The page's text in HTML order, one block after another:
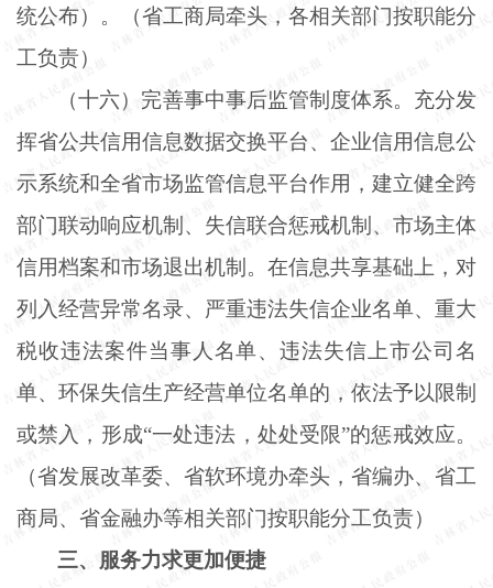
统公布）。（省工商局牵头，各相关部门按职能分
工负责）
（十六）完善事中事后监管制度体系。充分发
挥省公共信用信息数据交换平台、企业信用信息公
示系统和全省市场监管信息平台作用，建立健全跨
部门联动响应机制、失信联合惩戒机制、市场主体
信用档案和市场退出机制。在信息共享基础上，对
列入经营异常名录、严重违法失信企业名单、重大
税收违法案件当事人名单、违法失信上市公司名
单、环保失信生产经营单位名单的，依法予以限制
或禁入，形成“一处违法，处处受限”的惩戒效应。
（省发展改革委、省软环境办牵头，省编办、省工
商局、省金融办等相关部门按职能分工负责）
三、服务力求更加便捷